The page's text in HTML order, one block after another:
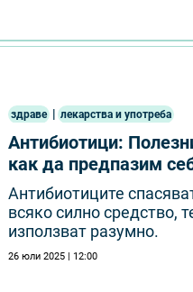
здраве | лекарства и употреба
Антибиотици:
как да предпазим
Антибиотиците
всяко силно средство,
използват разумно.
26 юли 2025 | 12:00